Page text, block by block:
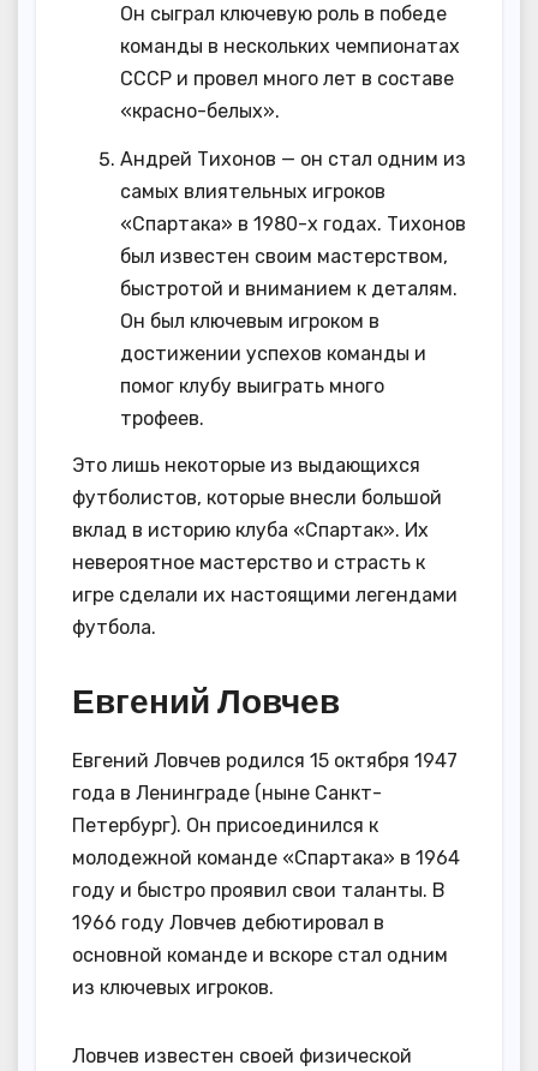
Он сыграл ключевую роль в победе
команды в нескольких чемпионатах
СССР и провел много лет в составе
«красно-белых».
Андрей Тихонов — он стал одним из
самых влиятельных игроков
«Спартака» в 1980-х годах. Тихонов
был известен своим мастерством,
быстротой и вниманием к деталям.
Он был ключевым игроком в
достижении успехов команды и
помог клубу выиграть много
трофеев.
Это лишь некоторые из выдающихся
футболистов, которые внесли большой
вклад в историю клуба «Спартак». Их
невероятное мастерство и страсть к
игре сделали их настоящими легендами
футбола.
Евгений Ловчев
Евгений Ловчев родился 15 октября 1947
года в Ленинграде (ныне Санкт-
Петербург). Он присоединился к
молодежной команде «Спартака» в 1964
году и быстро проявил свои таланты. В
1966 году Ловчев дебютировал в
основной команде и вскоре стал одним
из ключевых игроков.
Ловчев известен своей физической